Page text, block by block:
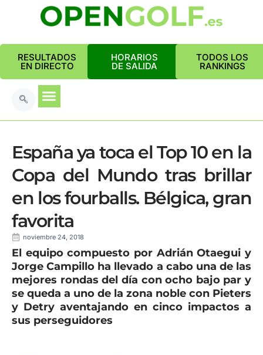
RESULTADOS
EN DIRECTO
HORARIOS
DE SALIDA
TODOS LOS
RANKINGS
España ya toca el Top 10 en la
Copa del Mundo tras brillar
en los fourballs. Bélgica, gran
favorita
noviembre 24, 2018
El equipo compuesto por Adrián Otaegui y
Jorge Campillo ha llevado a cabo una de las
mejores rondas del día con ocho bajo par y
se queda a uno de la zona noble con Pieters
y Detry aventajando en cinco impactos a
sus perseguidores